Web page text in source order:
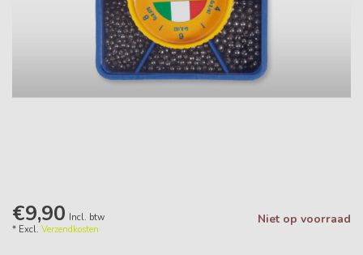
€9,90 Incl. btw
* Excl. Verzendkosten
Niet op voorraad